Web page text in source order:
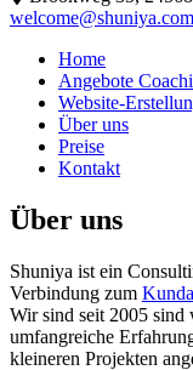
welcome@shuniya.com
Home
Angebote
Website-
Über uns
Preise
Kontakt
Über uns
Shuniya ist ein
Verbindung zum
Wir sind seit 2005
umfangreiche
kleineren Projekten